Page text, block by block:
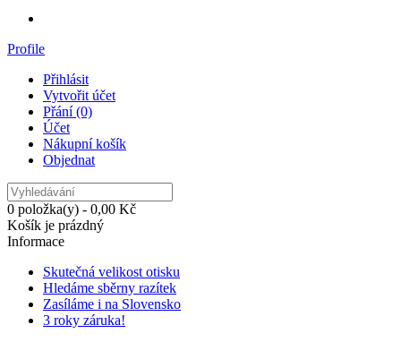
Profile
Přihlásit
Vytvořit účet
Přání (0)
Účet
Nákupní košík
Objednat
0 položka(y) - 0,00 Kč
Košík je prázdný
Informace
Skutečná velikost otisku
Hledáme sběrny razítek
Zasíláme i na Slovensko
3 roky záruka!